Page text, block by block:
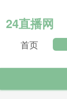
24直播网
首页